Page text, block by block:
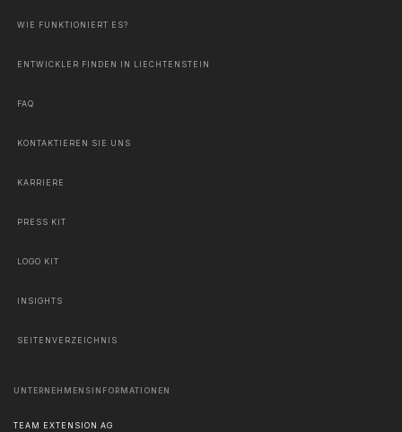
WIE FUNKTIONIERT ES?
ENTWICKLER FINDEN IN LIECHTENSTEIN
FAQ
KONTAKTIEREN SIE UNS
KARRIERE
PRESS KIT
LOGO KIT
INSIGHTS
SEITENVERZEICHNIS
UNTERNEHMENSINFORMATIONEN
TEAM EXTENSION AG